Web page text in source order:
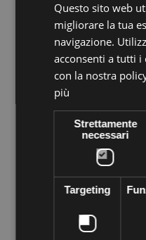
+ CARRELLO
CATENA SU RETE
STRASS VIVA 12
SS20(5MM) LIGHT
COL....
€12,28
Questo sito web
migliorare la tua
navigazione.
acconsenti a tutti
con la nostra
più
Strettamente
necessari
Targeting